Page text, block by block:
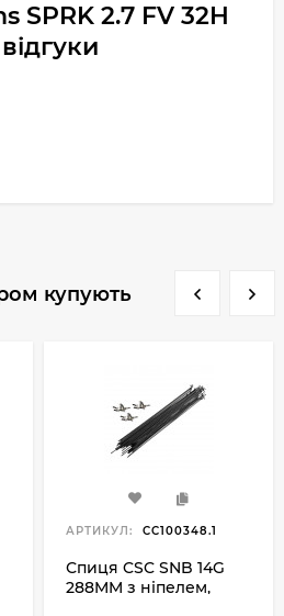
SPRK 2.7 FV 32H
купують
АРТИКУЛ: CC100348.1
Спиця CSC SNB 14G
288MM з ніпелем,